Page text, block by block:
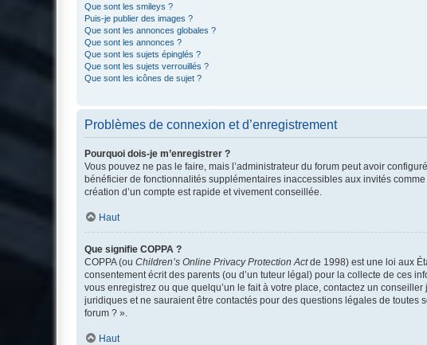
Que sont les smileys ?
Puis-je publier des images ?
Que sont les annonces globales ?
Que sont les annonces ?
Que sont les sujets épinglés ?
Que sont les sujets verrouillés ?
Que sont les icônes de sujet ?
Problèmes de connexion et d’enregistrement
Pourquoi dois-je m’enregistrer ?
Vous pouvez ne pas le faire, mais l’administrateur du forum peut avoir
bénéficier de fonctionnalités supplémentaires inaccessibles aux invités
création d’un compte est rapide et vivement conseillée.
Haut
Que signifie COPPA ?
COPPA (ou Children’s Online Privacy Protection Actde 1998) est une loi aux
consentement écrit des parents (ou d’un tuteur légal) pour la collecte de ces
vous enregistrez ou que quelqu’un le fait à votre place, contactez un
juridiques et ne sauraient être contactés pour des questions légales de
forum ? ».
Haut